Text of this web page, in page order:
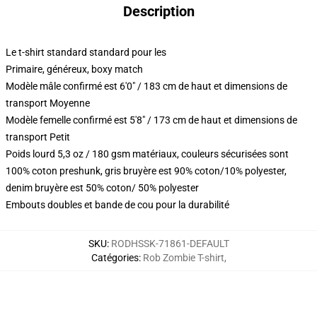
Description
Le t-shirt standard standard pour les
Primaire, généreux, boxy match
Modèle mâle confirmé est 6'0" / 183 cm de haut et dimensions de
transport Moyenne
Modèle femelle confirmé est 5'8" / 173 cm de haut et dimensions de
transport Petit
Poids lourd 5,3 oz / 180 gsm matériaux, couleurs sécurisées sont
100% coton preshunk, gris bruyère est 90% coton/10% polyester,
denim bruyère est 50% coton/ 50% polyester
Embouts doubles et bande de cou pour la durabilité
SKU: RODHSSK-71861-DEFAULT
Catégories: Rob Zombie T-shirt,